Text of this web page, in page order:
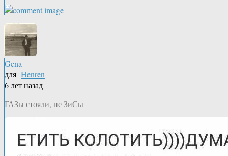
Gena
для Henren
6 лет назад
ГАЗы стояли, не ЗиСы